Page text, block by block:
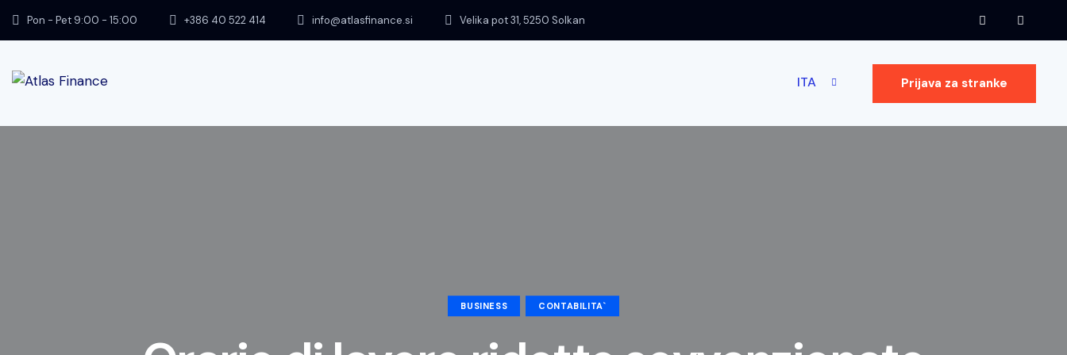
Pon - Pet 9:00 - 15:00 +386 40 522 414 info@atlasfinance.si Velika pot 31, 5250 Solkan
ITA Prijava za stranke
BUSINESS CONTABILITA`